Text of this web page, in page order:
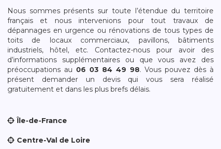
Nous sommes présents sur toute l’étendue du territoire
français et nous intervenions pour tout travaux de
dépannages en urgence ou rénovations de tous types de
toits de locaux commerciaux, pavillons, bâtiments
industriels, hôtel, etc. Contactez-nous pour avoir des
d’informations supplémentaires ou que vous avez des
préoccupations au 06 03 84 49 98. Vous pouvez dès à
présent demander un devis qui vous sera réalisé
gratuitement et dans les plus brefs délais.
Île-de-France
Centre-Val de Loire